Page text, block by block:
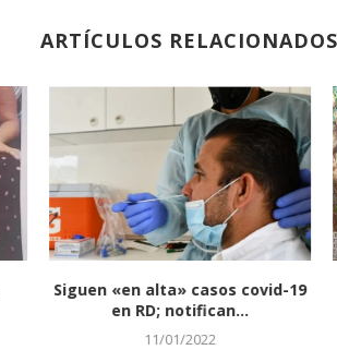
ARTÍCULOS RELACIONADOS
La prueba del ilícito tiene que
estar clara...
28/07/2022